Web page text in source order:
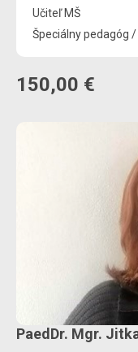
Učiteľ MŠ
Špeciálny pedagóg
150,00 €
PaedDr. Mgr.